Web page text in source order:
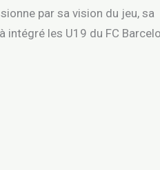
par sa vision du jeu, sa
les U19 du FC